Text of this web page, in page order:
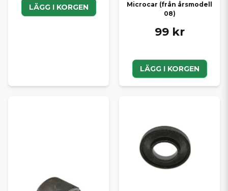
LÄGG I KORGEN
Microcar (från årsmodell
08)
99 kr
LÄGG I KORGEN